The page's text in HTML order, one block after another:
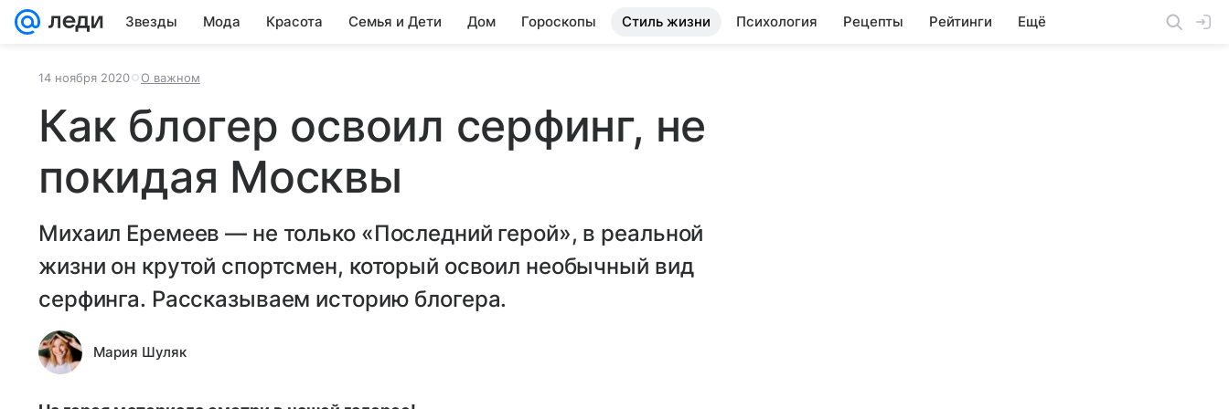
Звезды Мода Красота Семья и Дети Дом Гороскопы Стиль жизни Психология Рецепты Рейтинги Ещё
14 ноября 2020 О важном
Как блогер освоил серфинг, не
покидая Москвы
Михаил Еремеев — не только «Последний герой», в реальной
жизни он крутой спортсмен, который освоил необычный вид
серфинга. Рассказываем историю блогера.
Мария Шуляк